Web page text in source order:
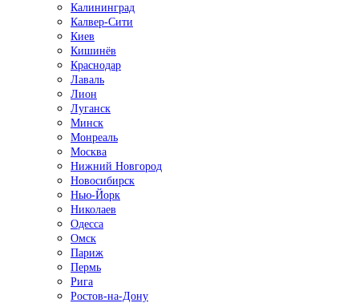
Калининград
Калвер-Сити
Киев
Кишинёв
Краснодар
Лаваль
Лион
Луганск
Минск
Монреаль
Москва
Нижний Новгород
Новосибирск
Нью-Йорк
Николаев
Одесса
Омск
Париж
Пермь
Рига
Ростов-на-Дону